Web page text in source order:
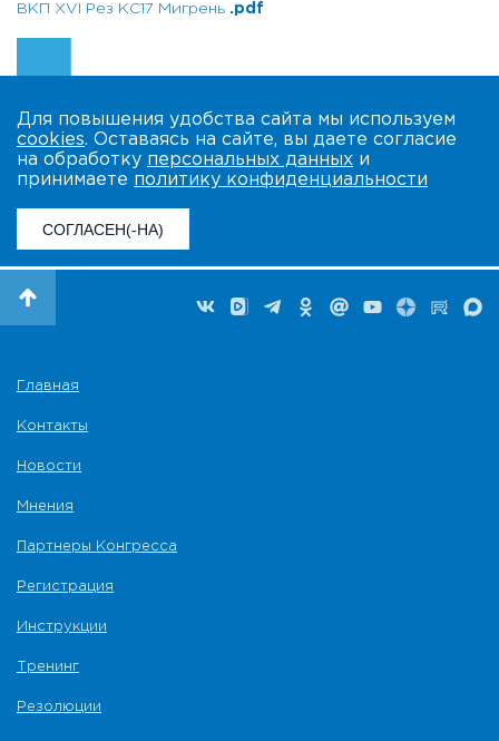
ВКП XVI Рез КС17 Мигрень .pdf
Для повышения удобства сайта мы используем
cookies. Оставаясь на сайте, вы даете согласие
на обработку персональных данных и
принимаете политику конфиденциальности
СОГЛАСЕН(-НА)
Главная
Контакты
Новости
Мнения
Партнеры Конгресса
Регистрация
Инструкции
Тренинг
Резолюции